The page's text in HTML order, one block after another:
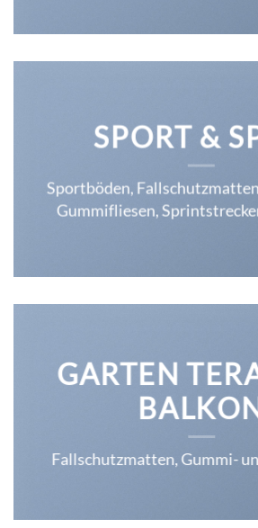
SPORT &
Sportböden,
Gummifliesen,
GARTEN
Fallschutzmatten, Gummi-